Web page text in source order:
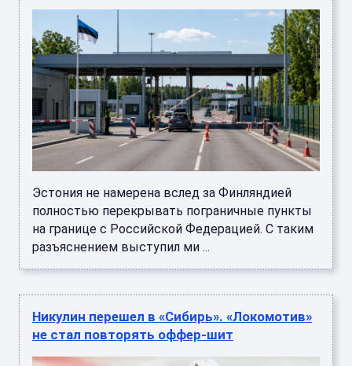
Эстония не намерена вслед за Финляндией
полностью перекрывать пограничные пункты
на границе с Российской Федерацией. С таким
разъяснением выступил ми ...
Никулин перешел в «Сибирь». «Локомотив»
не стал повторять оффер-шит